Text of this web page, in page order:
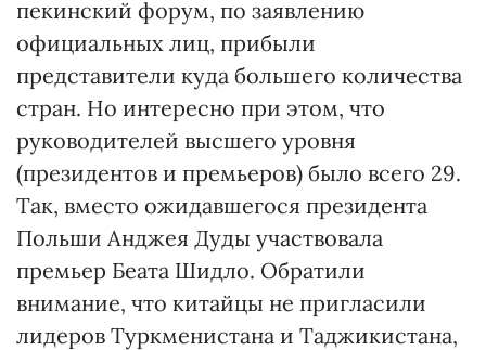
пекинский форум, по заявлению
официальных лиц, прибыли
представители куда большего количества
стран. Но интересно при этом, что
руководителей высшего уровня
(президентов и премьеров) было всего 29.
Так, вместо ожидавшегося президента
Польши Анджея Дуды участвовала
премьер Беата Шидло. Обратили
внимание, что китайцы не пригласили
лидеров Туркменистана и Таджикистана,